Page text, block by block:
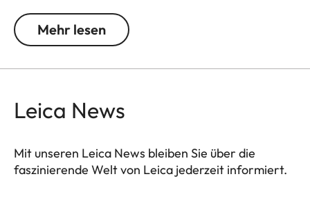
einem Stativ.
Mehr lesen
Leica News
Mit unseren Leica News bleiben Sie über die
faszinierende Welt von Leica jederzeit informiert.